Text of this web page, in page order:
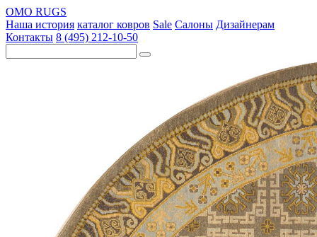
OMO RUGS
Наша история каталог ковров Sale Салоны Дизайнерам
Контакты 8 (495) 212-10-50